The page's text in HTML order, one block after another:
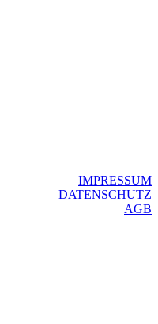
IMPRESSUM
DATENSCHUTZ
AGB